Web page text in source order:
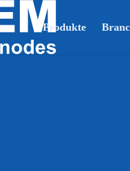
Produkte